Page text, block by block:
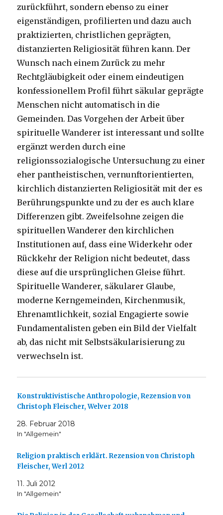
zurückführt, sondern ebenso zu einer
eigenständigen, profilierten und dazu auch
praktizierten, christlichen geprägten,
distanzierten Religiosität führen kann. Der
Wunsch nach einem Zurück zu mehr
Rechtgläubigkeit oder einem eindeutigen
konfessionellem Profil führt säkular geprägte
Menschen nicht automatisch in die
Gemeinden. Das Vorgehen der Arbeit über
spirituelle Wanderer ist interessant und sollte
ergänzt werden durch eine
religionssozialogische Untersuchung zu einer
eher pantheistischen, vernunftorientierten,
kirchlich distanzierten Religiosität mit der es
Berührungspunkte und zu der es auch klare
Differenzen gibt. Zweifelsohne zeigen die
spirituellen Wanderer den kirchlichen
Institutionen auf, dass eine Widerkehr oder
Rückkehr der Religion nicht bedeutet, dass
diese auf die ursprünglichen Gleise führt.
Spirituelle Wanderer, säkularer Glaube,
moderne Kerngemeinden, Kirchenmusik,
Ehrenamtlichkeit, sozial Engagierte sowie
Fundamentalisten geben ein Bild der Vielfalt
ab, das nicht mit Selbstsäkularisierung zu
verwechseln ist.
Konstruktivistische Anthropologie, Rezension von
Christoph Fleischer, Welver 2018
28. Februar 2018
In "Allgemein"
Religion praktisch erklärt. Rezension von Christoph
Fleischer, Werl 2012
11. Juli 2012
In "Allgemein"